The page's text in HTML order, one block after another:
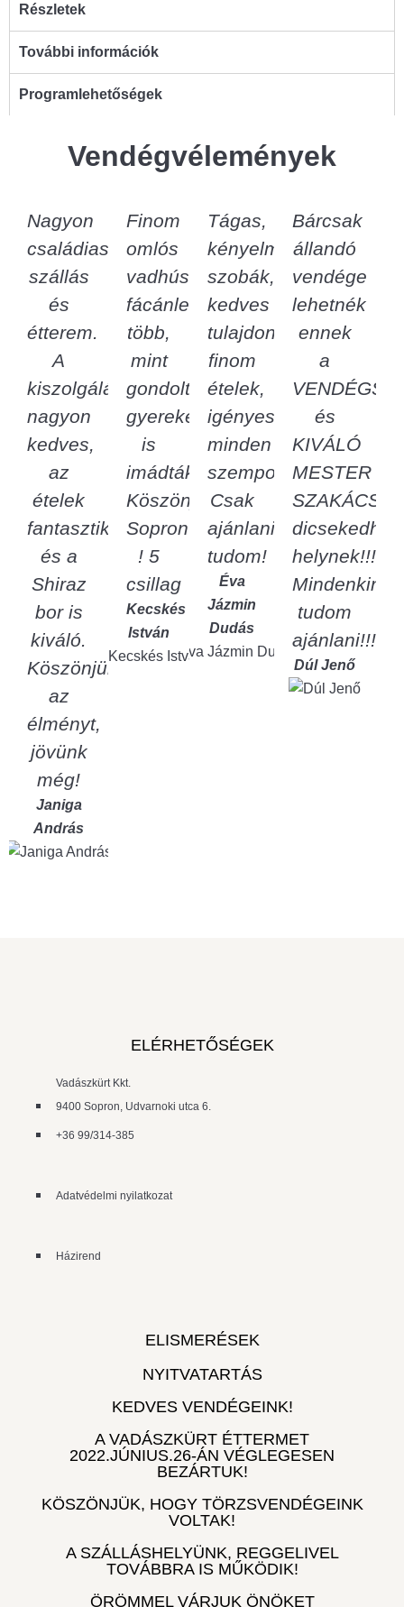
Részletek
További információk
Programlehetőségek
Vendégvélemények
Nagyon
családias
szállás
és
étterem.
A
kiszolgálás
nagyon
kedves,
az
ételek
fantasztikusak
és a
Shiraz
bor is
kiváló.
Köszönjük
az
élményt,
jövünk
még!
Janiga
András
Finom
omlós
vadhúsok,
fácánleves
több,
mint
gondoltam,
gyerekek
is
imádták.
Köszönjük
Sopron
! 5
csillag
Kecskés
István
Tágas,
kényelmes
szobák,
kedves
tulajdonosok,
finom
ételek,
igényesség
minden
szempontból!
Csak
ajánlani
tudom!
Éva
Jázmin
Dudás
Bárcsak
állandó
vendége
lehetnék
ennek
a
és
KIVÁLÓ
MESTER
helynek!!!
Mindenkinek
tudom
ajánlani!!!
Dúl Jenő
ELÉRHETŐSÉGEK
Vadászkürt Kkt.
9400 Sopron, Udvarnoki utca 6.
+36 99/314-385
Adatvédelmi nyilatkozat
Házirend
ELISMERÉSEK
NYITVATARTÁS
KEDVES VENDÉGEINK!
A VADÁSZKÜRT ÉTTERMET
2022.JÚNIUS.26-ÁN VÉGLEGESEN
BEZÁRTUK!
KÖSZÖNJÜK, HOGY TÖRZSVENDÉGEINK
VOLTAK!
A SZÁLLÁSHELYÜNK, REGGELIVEL
TOVÁBBRA IS MŰKÖDIK!
ÖRÖMMEL VÁRJUK ÖNÖKET